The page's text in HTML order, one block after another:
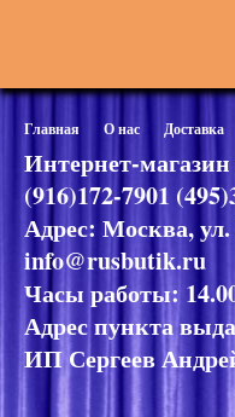
Главная О нас Доставка
Интернет-
(916)172-7901
Адрес: Москва,
info@rusbutik.ru
Часы работы:
Адрес пункта
ИП Сергеев